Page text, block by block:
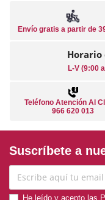
Envío gratis a partir de
Horario
L-V (9:00
Teléfono Atención Al
966 620 013
Suscríbete a
He leído y acepto las